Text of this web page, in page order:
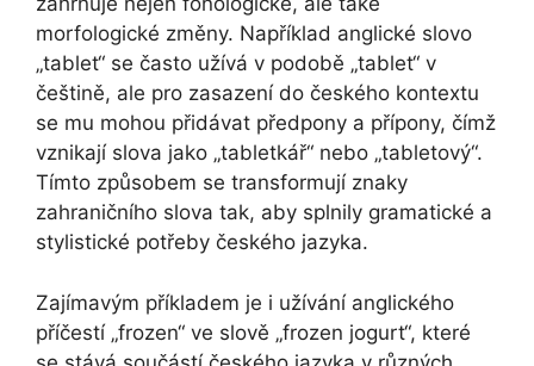
morfologické změny. Například anglické slovo
„tablet“ se často užívá v podobě „tablet“ v
češtině, ale pro zasazení do českého kontextu
se mu mohou přidávat předpony a přípony, čímž
vznikají slova jako „tabletkář“ nebo „tabletový“.
Tímto způsobem se transformují znaky
zahraničního slova tak, aby splnily gramatické a
stylistické potřeby českého jazyka.
Zajímavým příkladem je i užívání anglického
příčestí „frozen“ ve slově „frozen jogurt“, které